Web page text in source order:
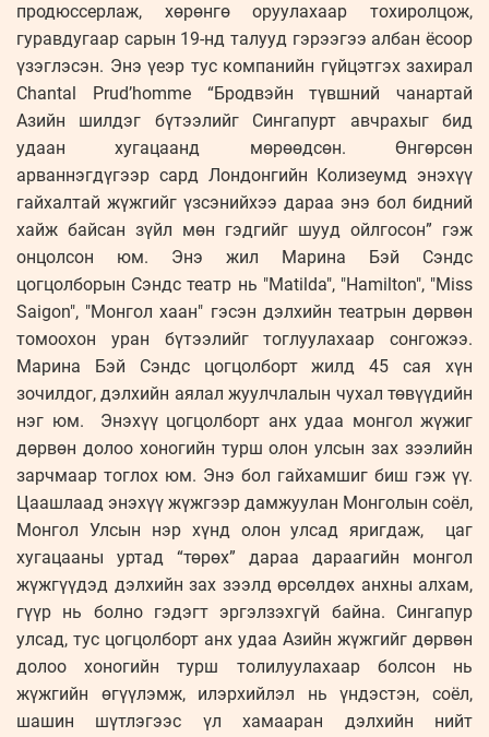
продюссерлаж, хөрөнгө оруулахаар тохиролцож,
гуравдугаар сарын 19-нд талууд гэрээгээ албан ёсоор
үзэглэсэн. Энэ үеэр тус компанийн гүйцэтгэх захирал
Chantal Prud’homme “Бродвэйн түвшний чанартай
Азийн шилдэг бүтээлийг Сингапурт авчрахыг бид
удаан хугацаанд мөрөөдсөн. Өнгөрсөн
арваннэгдүгээр сард Лондонгийн Колизеумд энэхүү
гайхалтай жүжгийг үзсэнийхээ дараа энэ бол бидний
хайж байсан зүйл мөн гэдгийг шууд ойлгосон” гэж
онцолсон юм. Энэ жил Марина Бэй Сэндс
цогцолборын Сэндс театр нь "Matilda", "Hamilton", "Miss
Saigon", "Монгол хаан" гэсэн дэлхийн театрын дөрвөн
томоохон уран бүтээлийг тоглуулахаар сонгожээ.
Марина Бэй Сэндс цогцолборт жилд 45 сая хүн
зочилдог, дэлхийн аялал жуулчлалын чухал төвүүдийн
нэг юм. Энэхүү цогцолборт анх удаа монгол жүжиг
дөрвөн долоо хоногийн турш олон улсын зах зээлийн
зарчмаар тоглох юм. Энэ бол гайхамшиг биш гэж үү.
Цаашлаад энэхүү жүжгээр дамжуулан Монголын соёл,
Монгол Улсын нэр хүнд олон улсад яригдаж, цаг
хугацааны уртад “төрөх” дараа дараагийн монгол
жүжгүүдэд дэлхийн зах зээлд өрсөлдөх анхны алхам,
гүүр нь болно гэдэгт эргэлзэхгүй байна. Сингапур
улсад, тус цогцолборт анх удаа Азийн жүжгийг дөрвөн
долоо хоногийн турш толилуулахаар болсон нь
жүжгийн өгүүлэмж, илэрхийлэл нь үндэстэн, соёл,
шашин шүтлэгээс үл хамааран дэлхийн нийт